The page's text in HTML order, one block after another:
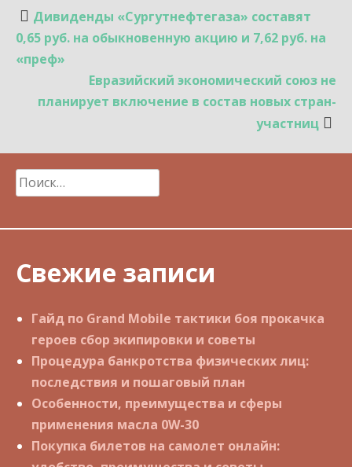
Навигация
по
записям
Дивиденды «Сургутнефтегаза» составят
0,65 руб. на обыкновенную акцию и 7,62 руб. на
«преф»
Евразийский экономический союз не
планирует включение в состав новых стран-
участниц
Найти:
Свежие записи
Гайд по Grand Mobile тактики боя прокачка
героев сбор экипировки и советы
Процедура банкротства физических лиц:
последствия и пошаговый план
Особенности, преимущества и сферы
применения масла 0W-30
Покупка билетов на самолет онлайн: